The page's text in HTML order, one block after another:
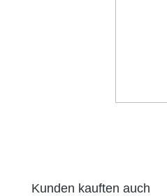
Produktgalerie überspringen
Kunden kauften auch